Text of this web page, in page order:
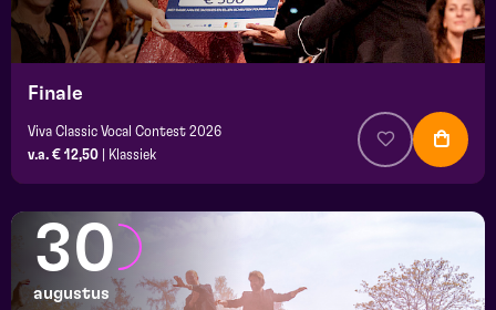
Finale
Viva Classic Vocal Contest 2026
v.a. € 12,50
Klassiek
30
augustus